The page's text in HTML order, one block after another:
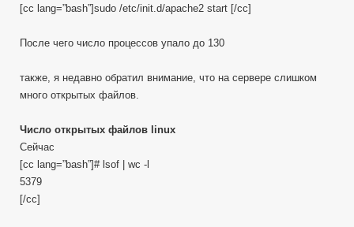
[cc lang=”bash”]sudo /etc/init.d/apache2 start [/cc]
После чего число процессов упало до 130
также, я недавно обратил внимание, что на сервере слишком
много открытых файлов.
Число открытых файлов linux
Сейчас
[cc lang=”bash”]# lsof | wc -l
5379
[/cc]